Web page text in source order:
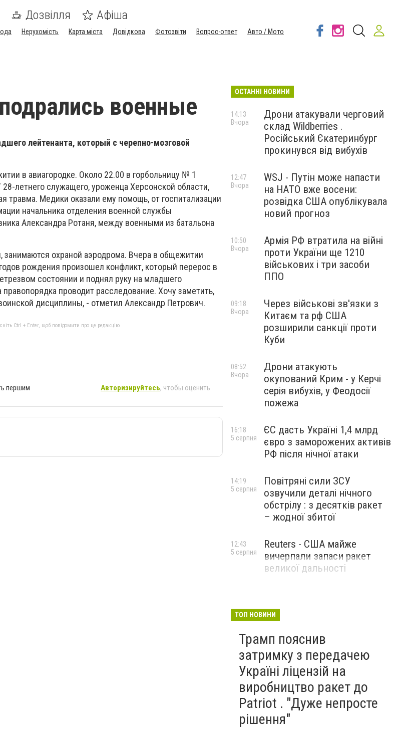
Дозвілля Афіша
Нерухомість Карта міста Довідкова Фотозвіти Вопрос-ответ
Авто / Мото
военные
лейтенанта, который с черепно-мозговой
в авиагородке. Около 22.00 в горбольницу № 1
летнего служащего, уроженца Херсонской области,
травма. Медики оказали ему помощь, от госпитализации
начальника отделения военной службы
Александра Ротаня, между военными из батальона
занимаются охраной аэродрома. Вчера в общежитии
рождения произошел конфликт, который перерос в
состоянии и поднял руку на младшего
проводит расследование. Хочу заметить,
дисциплины, - отметил Александр Петрович.
Ctrl + Enter, щоб повідомити про це редакцію
першим Авторизируйтесь, чтобы оценить
ОСТАННІ НОВИНИ
Дрони атакували черговий
склад Wildberries .
Російський Єкатеринбург
прокинувся від вибухів
14:13
Вчора
WSJ - Путін може напасти
на НАТО вже восени:
розвідка США опублікувала
новий прогноз
12:47
Вчора
Армія РФ втратила на війні
проти України ще 1210
військових і три засоби
ППО
10:50
Вчора
Через військові зв'язки з
Китаєм та рф США
розширили санкції проти
Куби
09:18
Вчора
Дрони атакують
окупований Крим - у Керчі
серія вибухів, у Феодосії
пожежа
08:52
Вчора
ЄС дасть Україні 1,4 млрд
євро з заморожених активів
РФ після нічної атаки
16:18
5 серпня
Повітряні сили ЗСУ
озвучили деталі нічного
обстрілу : з десятків ракет
– жодної збитої
14:19
5 серпня
Reuters - США майже
вичерпали запаси ракет
великої дальності
12:43
5 серпня
ТОП НОВИНИ
Трамп пояснив
затримку з передачею
Україні ліцензій на
виробництво ракет до
Patriot . "Дуже непросте
рішення"